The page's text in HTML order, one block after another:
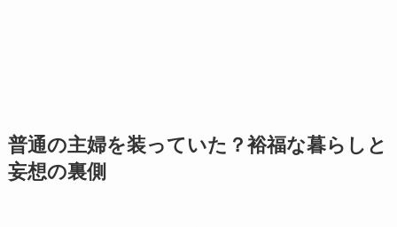
普通の主婦を装っていた？裕福な暮らしと
妄想の裏側